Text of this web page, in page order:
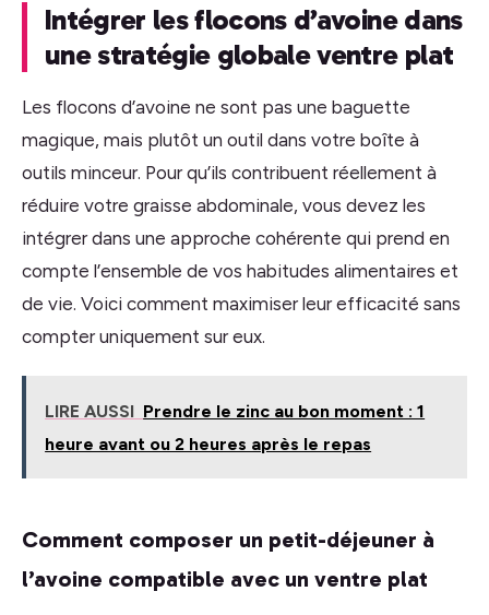
Intégrer les flocons d’avoine dans
une stratégie globale ventre plat
Les flocons d’avoine ne sont pas une baguette
magique, mais plutôt un outil dans votre boîte à
outils minceur. Pour qu’ils contribuent réellement à
réduire votre graisse abdominale, vous devez les
intégrer dans une approche cohérente qui prend en
compte l’ensemble de vos habitudes alimentaires et
de vie. Voici comment maximiser leur efficacité sans
compter uniquement sur eux.
LIRE AUSSI Prendre le zinc au bon moment : 1
heure avant ou 2 heures après le repas
Comment composer un petit-déjeuner à
l’avoine compatible avec un ventre plat